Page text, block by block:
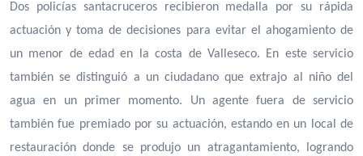
Dos policías santacruceros recibieron medalla por su rápida
actuación y toma de decisiones para evitar el ahogamiento de
un menor de edad en la costa de Valleseco. En este servicio
también se distinguió a un ciudadano que extrajo al niño del
agua en un primer momento. Un agente fuera de servicio
también fue premiado por su actuación, estando en un local de
restauración donde se produjo un atragantamiento, logrando